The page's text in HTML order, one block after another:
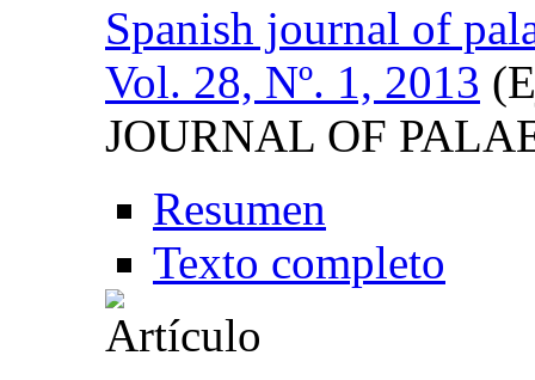
Spanish journal of
Vol. 28, Nº. 1, 2013
JOURNAL OF
Resumen
Texto completo